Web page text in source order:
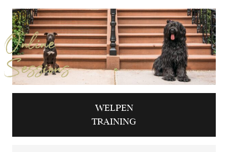
Online
Sessions
WELPEN
TRAINING